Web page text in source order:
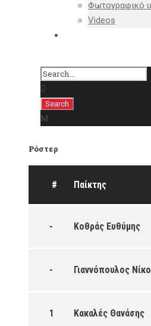
Φωτογραφικό
Videos
Ρόστερ
# Παίκτης
- Κοθράς Ευθύμης
- Γιαννόπουλος
1 Κακαλές Θανάσης